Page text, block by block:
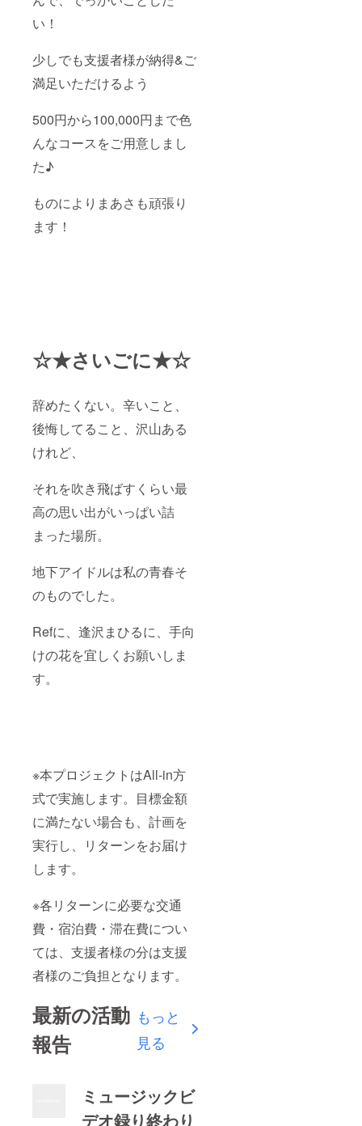
い！
少しでも支援者様が納得&ご
満足いただけるよう
500円から100,000円まで色
んなコースをご用意しまし
た♪
ものによりまあさも頑張り
ます！
☆★さいごに★☆
辞めたくない。辛いこと、
後悔してること、沢山ある
けれど、
それを吹き飛ばすくらい最
高の思い出がいっぱい詰
まった場所。
地下アイドルは私の青春そ
のものでした。
Refに、逢沢まひるに、手向
けの花を宜しくお願いしま
す。
※本プロジェクトはAll-in方
式で実施します。目標金額
に満たない場合も、計画を
実行し、リターンをお届け
します。
※各リターンに必要な交通
費・宿泊費・滞在費につい
ては、支援者様の分は支援
者様のご負担となります。
最新の活動
報告
もっと
見る
ミュージックビ
デオ録り終わり